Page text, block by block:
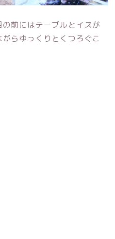
前にはテーブルとイスが
らゆっくりとくつろぐこ